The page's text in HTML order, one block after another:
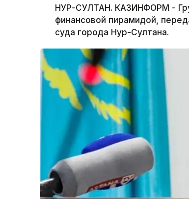
НУР-СУЛТАН. КАЗИНФОРМ -
финансовой пирамидой,
суда города Нур-Султана.